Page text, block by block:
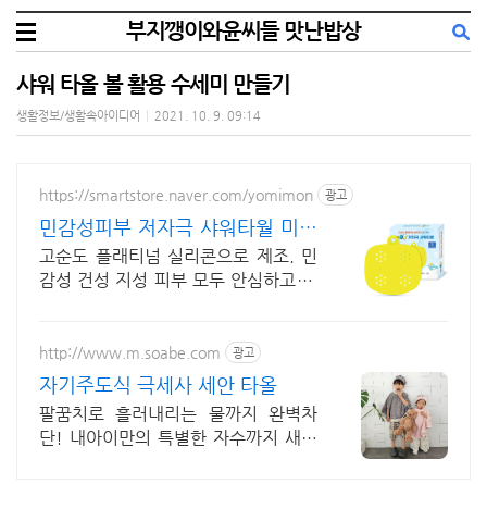
부지깽이와윤씨들 맛난밥상
샤워 타올 볼 활용 수세미 만들기
생활정보/생활속아이디어 2021. 10. 9. 09:14
https://smartstore.naver.com/yomimon 광고
민감성피부 저자극 샤워타월 미국
FDA 안전기준 통과
고순도 플래티넘 실리콘으로 제조. 민
감성 건성 지성 피부 모두 안심하고 사
http://www.m.soabe.com 광고
자기주도식 극세사 세안 타올
팔꿈치로 흘러내리는 물까지 완벽차
단! 내아이만의 특별한 자수까지 새겨